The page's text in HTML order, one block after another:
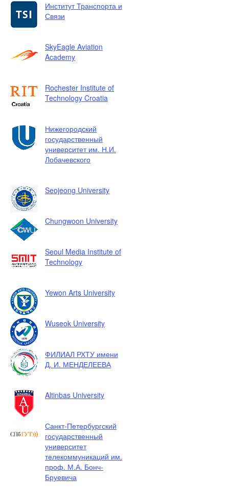
Институт Транспорта и
Связи
SkyEagle Aviation
Academy
Rochester Institute of
Technology Croatia
Нижегородский
государственный
университет им. Н.И.
Лобачевского
Seojeong University
Chungwoon University
Seoul Media Institute of
Technology
Yewon Arts University
Wuseok University
ФИЛИАЛ РХТУ имени
Д. И. МЕНДЕЛЕЕВА
Altinbas University
Санкт-Петербургский
государственный
университет
телекоммуникаций им.
проф. М.А. Бонч-
Бруевича